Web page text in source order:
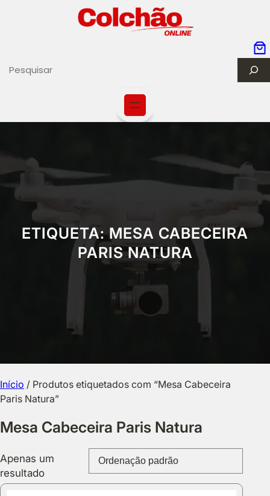
c
ETIQUETA:MESA CABECEIRA
PARIS NATURA
Início / Produtos etiquetados com “Mesa Cabeceira
Paris Natura”
Mesa Cabeceira Paris Natura
Apenas um
resultado